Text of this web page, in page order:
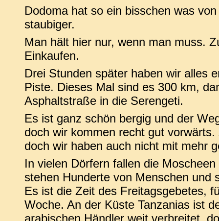
Dodoma hat so ein bisschen was
staubiger.
Man hält hier nur, wenn man muss.
Einkaufen.
Drei Stunden später haben wir alles
Piste. Dieses Mal sind es 300 km,
Asphaltstraße in die Serengeti.
Es ist ganz schön bergig und der
doch wir kommen recht gut
doch wir haben auch nicht mit mehr
In vielen Dörfern fallen die
stehen Hunderte von Menschen und
Es ist die Zeit des Freitagsgebetes,
Woche. An der Küste Tanzanias ist
arabischen Händler weit verbreitet,